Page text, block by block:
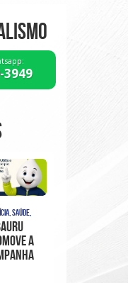
3949
SAÚDE,
a